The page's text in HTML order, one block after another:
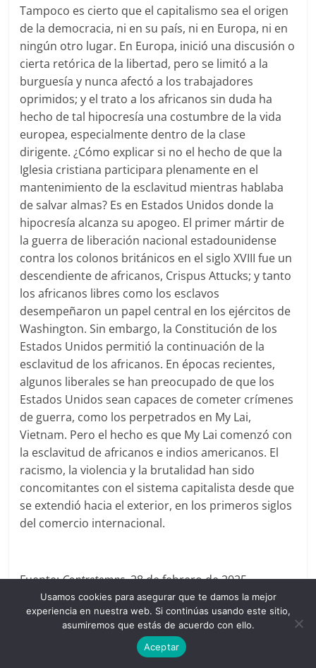
Tampoco es cierto que el capitalismo sea el origen
de la democracia, ni en su país, ni en Europa, ni en
ningún otro lugar. En Europa, inició una discusión o
cierta retórica de la libertad, pero se limitó a la
burguesía y nunca afectó a los trabajadores
oprimidos; y el trato a los africanos sin duda ha
hecho de tal hipocresía una costumbre de la vida
europea, especialmente dentro de la clase
dirigente. ¿Cómo explicar si no el hecho de que la
Iglesia cristiana participara plenamente en el
mantenimiento de la esclavitud mientras hablaba
de salvar almas? Es en Estados Unidos donde la
hipocresía alcanza su apogeo. El primer mártir de
la guerra de liberación nacional estadounidense
contra los colonos británicos en el siglo XVIII fue un
descendiente de africanos, Crispus Attucks; y tanto
los africanos libres como los esclavos
desempeñaron un papel central en los ejércitos de
Washington. Sin embargo, la Constitución de los
Estados Unidos permitió la continuación de la
esclavitud de los africanos. En épocas recientes,
algunos liberales se han preocupado de que los
Estados Unidos sean capaces de cometer crímenes
de guerra, como los perpetrados en My Lai,
Vietnam. Pero el hecho es que My Lai comenzó con
la esclavitud de africanos e indios americanos. El
racismo, la violencia y la brutalidad han sido
concomitantes con el sistema capitalista desde que
se extendió hacia el exterior, en los primeros siglos
del comercio internacional.
Fuente:Contretemps, 28 de febrero de 2025
https://www.contretemps.eu/afrique-economie-
europe-capitalisme-primitif/)
Los ingleses comunican a los
africanos el Tratado de Paz de las Potencias Aliadas del
Usamos cookies para asegurar que te damos la mejor
experiencia en nuestra web. Si continúas usando este sitio,
asumiremos que estás de acuerdo con ello.
Aceptar